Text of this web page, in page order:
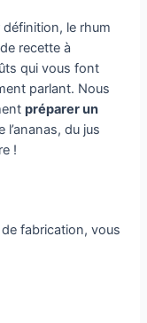
le rhum
recette à
qui vous font
parlant. Nous
préparer un
l’ananas, du jus
!
fabrication, vous